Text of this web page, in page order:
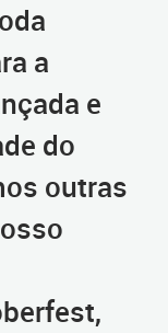
a
e
do
outras